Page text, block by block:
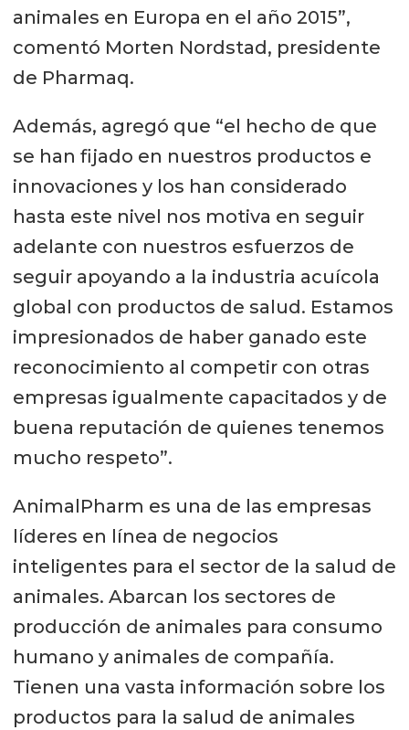
animales en Europa en el año 2015”,
comentó Morten Nordstad, presidente
de Pharmaq.
Además, agregó que “el hecho de que
se han fijado en nuestros productos e
innovaciones y los han considerado
hasta este nivel nos motiva en seguir
adelante con nuestros esfuerzos de
seguir apoyando a la industria acuícola
global con productos de salud. Estamos
impresionados de haber ganado este
reconocimiento al competir con otras
empresas igualmente capacitados y de
buena reputación de quienes tenemos
mucho respeto”.
AnimalPharm es una de las empresas
líderes en línea de negocios
inteligentes para el sector de la salud de
animales. Abarcan los sectores de
producción de animales para consumo
humano y animales de compañía.
Tienen una vasta información sobre los
productos para la salud de animales